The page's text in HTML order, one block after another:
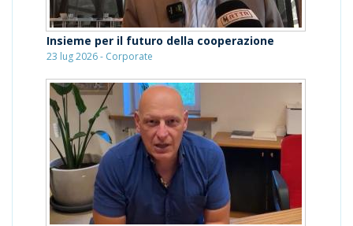
Insieme per il futuro della cooperazione
23 lug 2026 - Corporate